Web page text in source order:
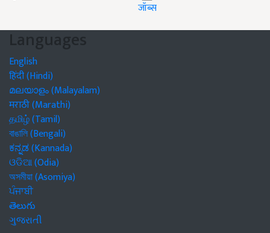
जॉब्स
Languages
English
हिंदी (Hindi)
മലയാളം (Malayalam)
मराठी (Marathi)
தமிழ் (Tamil)
বাঙালি (Bengali)
ಕನ್ನಡ (Kannada)
ଓଡିଆ (Odia)
অসমীয়া (Asomiya)
ਪੰਜਾਬੀ
తెలుగు
ગુજરાતી